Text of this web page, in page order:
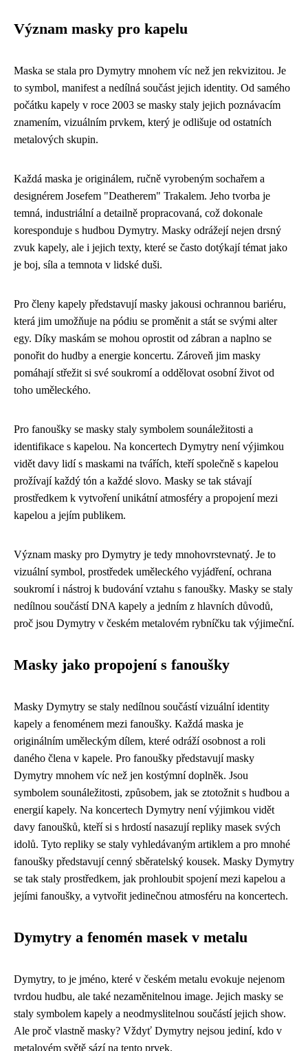
Význam masky pro kapelu
Maska se stala pro Dymytry mnohem víc než jen rekvizitou. Je
to symbol, manifest a nedílná součást jejich identity. Od samého
počátku kapely v roce 2003 se masky staly jejich poznávacím
znamením, vizuálním prvkem, který je odlišuje od ostatních
metalových skupin.
Každá maska je originálem, ručně vyrobeným sochařem a
designérem Josefem "Deatherem" Trakalem. Jeho tvorba je
temná, industriální a detailně propracovaná, což dokonale
koresponduje s hudbou Dymytry. Masky odrážejí nejen drsný
zvuk kapely, ale i jejich texty, které se často dotýkají témat jako
je boj, síla a temnota v lidské duši.
Pro členy kapely představují masky jakousi ochrannou bariéru,
která jim umožňuje na pódiu se proměnit a stát se svými alter
egy. Díky maskám se mohou oprostit od zábran a naplno se
ponořit do hudby a energie koncertu. Zároveň jim masky
pomáhají střežit si své soukromí a oddělovat osobní život od
toho uměleckého.
Pro fanoušky se masky staly symbolem sounáležitosti a
identifikace s kapelou. Na koncertech Dymytry není výjimkou
vidět davy lidí s maskami na tvářích, kteří společně s kapelou
prožívají každý tón a každé slovo. Masky se tak stávají
prostředkem k vytvoření unikátní atmosféry a propojení mezi
kapelou a jejím publikem.
Význam masky pro Dymytry je tedy mnohovrstevnatý. Je to
vizuální symbol, prostředek uměleckého vyjádření, ochrana
soukromí i nástroj k budování vztahu s fanoušky. Masky se staly
nedílnou součástí DNA kapely a jedním z hlavních důvodů,
proč jsou Dymytry v českém metalovém rybníčku tak výjimeční.
Masky jako propojení s fanoušky
Masky Dymytry se staly nedílnou součástí vizuální identity
kapely a fenoménem mezi fanoušky. Každá maska je
originálním uměleckým dílem, které odráží osobnost a roli
daného člena v kapele. Pro fanoušky představují masky
Dymytry mnohem víc než jen kostýmní doplněk. Jsou
symbolem sounáležitosti, způsobem, jak se ztotožnit s hudbou a
energií kapely. Na koncertech Dymytry není výjimkou vidět
davy fanoušků, kteří si s hrdostí nasazují repliky masek svých
idolů. Tyto repliky se staly vyhledávaným artiklem a pro mnohé
fanoušky představují cenný sběratelský kousek. Masky Dymytry
se tak staly prostředkem, jak prohloubit spojení mezi kapelou a
jejími fanoušky, a vytvořit jedinečnou atmosféru na koncertech.
Dymytry a fenomén masek v metalu
Dymytry, to je jméno, které v českém metalu evokuje nejenom
tvrdou hudbu, ale také nezaměnitelnou image. Jejich masky se
staly symbolem kapely a neodmyslitelnou součástí jejich show.
Ale proč vlastně masky? Vždyť Dymytry nejsou jediní, kdo v
metalovém světě sází na tento prvek.